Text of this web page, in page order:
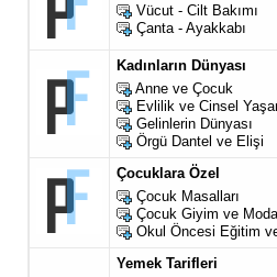
Vücut - Cilt Bakımı
Çanta - Ayakkabı
Kadınların Dünyası
Anne ve Çocuk
Evlilik ve Cinsel
Gelinlerin Dünyası
Örgü Dantel ve Elişi
Çocuklara Özel
Çocuk Masalları
Çocuk Giyim ve Moda
Okul Öncesi Eğitim
Yemek Tarifleri